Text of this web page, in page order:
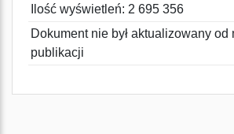
Ilość wyświetleń: 2 695 356
Dokument nie był aktualizowany od
publikacji